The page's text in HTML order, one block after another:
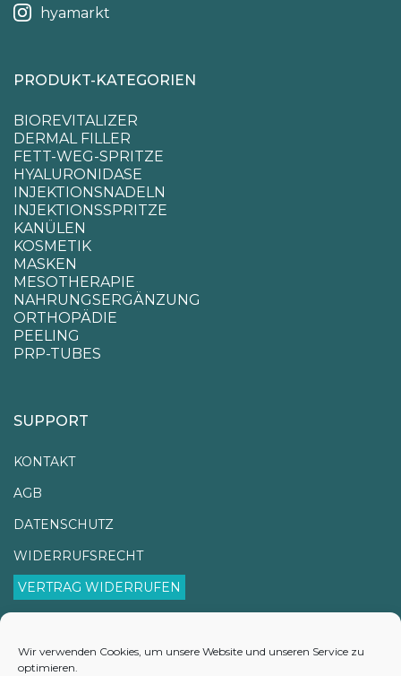
Wir verwenden Cookies, um unsere Website und unseren Service zu
optimieren.
hyamarkt
PRODUKT-KATEGORIEN
BIOREVITALIZER
DERMAL FILLER
FETT-WEG-SPRITZE
HYALURONIDASE
INJEKTIONSNADELN
INJEKTIONSSPRITZE
KANÜLEN
KOSMETIK
MASKEN
MESOTHERAPIE
NAHRUNGSERGÄNZUNG
ORTHOPÄDIE
PEELING
PRP-TUBES
SUPPORT
KONTAKT
AGB
DATENSCHUTZ
WIDERRUFSRECHT
VERTRAG WIDERRUFEN
VERSANDINFORMATIONEN